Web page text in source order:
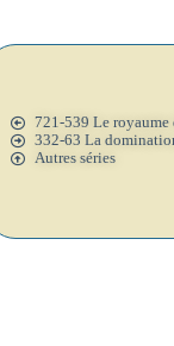
721-539 Le royaume
332-63 La
Autres séries